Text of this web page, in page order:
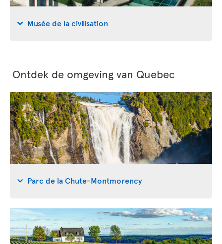
Musée de la civilisation
Ontdek de omgeving van Quebec
Parc de la Chute-Montmorency